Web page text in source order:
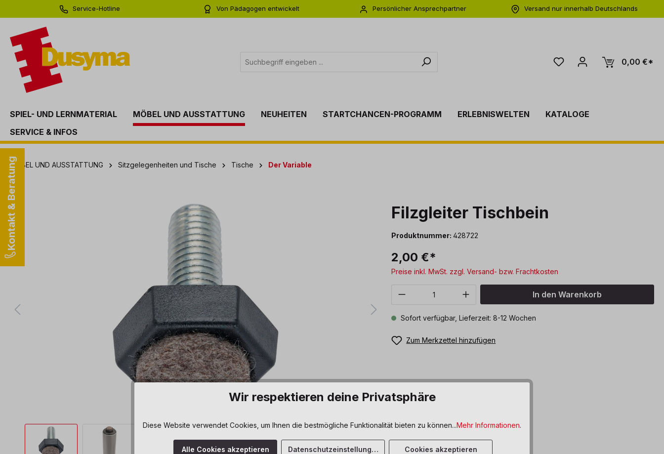
Zur Hauptnavigation springen
Service-Hotline
Von Pädagogen entwickelt
Persönlicher Ansprechpartner
Versand nur innerhalb Deutschlands
0,00 €*
SPIEL- UND LERNMATERIAL MÖBEL UND AUSSTATTUNG NEUHEITEN STARTCHANCEN-PROGRAMM ERLEBNISWELTEN
KATALOGE
SERVICE & INFOS
Kontakt & Beratung
MÖBEL UND AUSSTATTUNG Sitzgelegenheiten und Tische Tische Der Variable
Bildergalerie überspringen Filzgleiter Tischbein
Produktnummer:428722
2,00 €*
Preise inkl. MwSt. zzgl. Versand- bzw. Frachtkosten
Produkt Anzahl: Gib den gewünschten Wert
In den Warenkorb
Sofort verfügbar, Lieferzeit: 8-12 Wochen
Zum Merkzettel hinzufügen
Wir respektieren deine Privatsphäre
Diese Website verwendet Cookies, um Ihnen die bestmögliche Funktionalität bieten zu können...Mehr Informationen.
Alle Cookies akzeptieren Datenschutzeinstellungen Cookies akzeptieren